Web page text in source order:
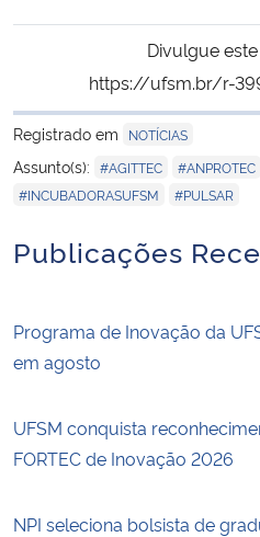
Divulgue
https://ufsm.br/r-
Registrado em
NOTÍCIAS
Assunto(s): #AGITTEC #ANPROTEC
#INCUBADORASUFSM #PULSAR
Publicações
Programa de Inovação da
em agosto
UFSM conquista
FORTEC de Inovação 2026
NPI seleciona bolsista de